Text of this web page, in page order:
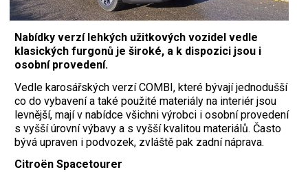
Nabídky verzí lehkých užitkových vozidel vedle
klasických furgonů je široké, a k dispozici jsou i
osobní provedení.
Vedle karosářských verzí COMBI, které bývají jednodušší
co do vybavení a také použité materiály na interiér jsou
levnější, mají v nabídce všichni výrobci i osobní provedení
s vyšší úrovní výbavy a s vyšší kvalitou materiálů. Často
bývá upraven i podvozek, zvláště pak zadní náprava.
Citroën Spacetourer